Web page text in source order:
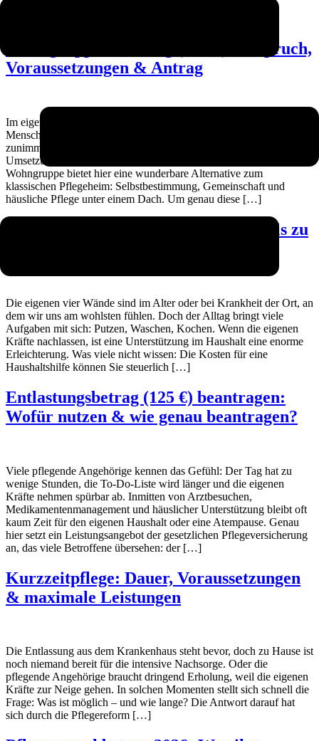
Wohngruppenzuschlag (224 €): Anspruch,
Voraussetzungen & Antrag
Im eigenen Zuhause alt werden – das ist der Wunsch der meisten
Menschen in Deutschland. Doch wenn die Pflegebedürftigkeit
zunimmt, scheitert dieses Vorhaben oft an der organisatorischen
Umsetzung oder den steigenden Kosten. Eine ambulant betreute
Wohngruppe bietet hier eine wunderbare Alternative zum
klassischen Pflegeheim: Selbstbestimmung, Gemeinschaft und
häusliche Pflege unter einem Dach. Um genau diese […]
Haushaltshilfe steuerlich absetzen: Bis zu
Die eigenen vier Wände sind im Alter oder bei Krankheit der Ort, an
dem wir uns am wohlsten fühlen. Doch der Alltag bringt viele
Aufgaben mit sich: Putzen, Waschen, Kochen. Wenn die eigenen
Kräfte nachlassen, ist eine Unterstützung im Haushalt eine enorme
Erleichterung. Was viele nicht wissen: Die Kosten für eine
Haushaltshilfe können Sie steuerlich […]
Entlastungsbetrag (125 €) beantragen:
Wofür nutzen & wie genau beantragen?
Viele pflegende Angehörige kennen das Gefühl: Der Tag hat zu
wenige Stunden, die To-Do-Liste wird länger und die eigenen
Kräfte nehmen spürbar ab. Inmitten von Arztbesuchen,
Medikamentenmanagement und häuslicher Unterstützung bleibt oft
kaum Zeit für den eigenen Haushalt oder eine Atempause. Genau
hier setzt ein Leistungsangebot der gesetzlichen Pflegeversicherung
an, das viele Betroffene übersehen: der […]
Kurzzeitpflege: Dauer, Voraussetzungen
& maximale Leistungen
Die Entlassung aus dem Krankenhaus steht bevor, doch zu Hause ist
noch niemand bereit für die intensive Nachsorge. Oder die
pflegende Angehörige braucht dringend Erholung, weil die eigenen
Kräfte zur Neige gehen. In solchen Momenten stellt sich schnell die
Frage: Was ist möglich – und wie lange? Die Antwort darauf hat
sich durch die Pflegereform […]